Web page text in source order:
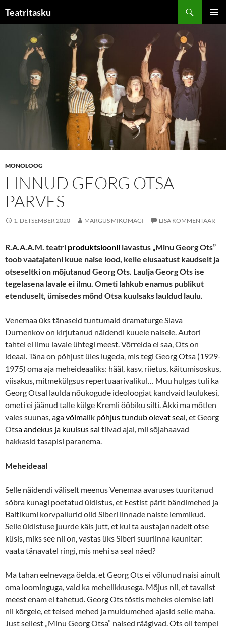
sisu
Teatritasku
MONOLOOG
LINNUD GEORG OTSA
PARVES
1. DETSEMBER 2020 MARGUS MIKOMÄGI LISA KOMMENTAAR
R.A.A.A.M. teatri produktsioonil lavastus „Minu Georg Ots”
toob vaatajateni kuue naise lood, kelle elusaatust kaudselt ja
otseseltki on mõjutanud Georg Ots. Laulja Georg Ots ise
tegelasena lavale ei ilmu. Ometi lahkub enamus publikut
etenduselt, ümisedes mõnd Otsa kuulsaks lauldud laulu.
Venemaa üks tänaseid tuntumaid dramaturge Slava
Durnenkov on kirjutanud näidendi kuuele naisele. Autori
tahtel ei ilmu lavale ühtegi meest. Võrrelda ei saa, Ots on
ideaal. Täna on põhjust üles lugeda, mis tegi Georg Otsa (1929-
1975) oma aja meheideaaliks: hääl, kasv, riietus, käitumisoskus,
viisakus, mitmekülgsus repertuaarivalikul… Muu hulgas tuli ka
Georg Otsal laulda nõukogude ideoloogiat kandvaid laulukesi,
ometi ei jäänud talle külge Kremli ööbiku silti. Äkki ma mõtlen
vales suunas, agavõimalik põhjus tundub olevat seal,et Georg
Otsa andekus ja kuulsus sai tiivad ajal, mil sõjahaavad
hakkasid tasapisi paranema.
Meheideaal
Selle näidendi väliselt meenus Venemaa avaruses tuuritanud
sõbra kunagi poetatud üldistus, et Eestist pärit bändimehed ja
Baltikumi korvpallurid olid Siberi linnade naiste lemmikud.
Selle üldistuse juurde käis jutt, et kui ta austajannadelt otse
küsis, miks see nii on, vastas üks Siberi suurlinna kaunitar:
vaata tänavatel ringi, mis mehi sa seal näed?
Ma tahan eelnevaga öelda, et Georg Ots ei võlunud naisi ainult
oma loominguga, vaid ka mehelikkusega. Mõjus nii, et tavalist
meest enam ei tahetud. Georg Ots tõstis meheks olemise lati
nii kõrgele, et teised mehed ja muidumehed ajasid selle maha.
Just sellest „Minu Georg Otsa” naised räägivad. Ots oli tempel